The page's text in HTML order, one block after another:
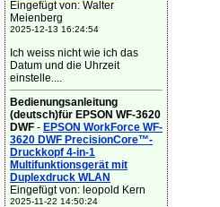
Eingefügt von: Walter
Meienberg
2025-12-13 16:24:54
Ich weiss nicht wie ich das
Datum und die Uhrzeit
einstelle....
Bedienungsanleitung
(deutsch)für EPSON WF-3620
DWF - EPSON WorkForce WF-
3620 DWF PrecisionCore™-
Druckkopf 4-in-1
Multifunktionsgerät mit
Duplexdruck WLAN
Eingefügt von: leopold Kern
2025-11-22 14:50:24